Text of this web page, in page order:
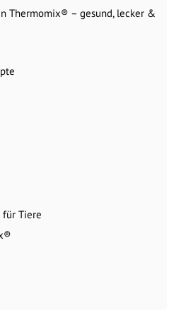
Thermomix® – gesund, lecker &
für Tiere